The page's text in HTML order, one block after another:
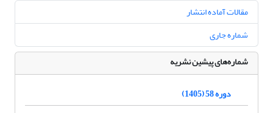
مقالات آماده انتشار
شماره جاری
شماره‌های پیشین نشریه
دوره 58 (1405)